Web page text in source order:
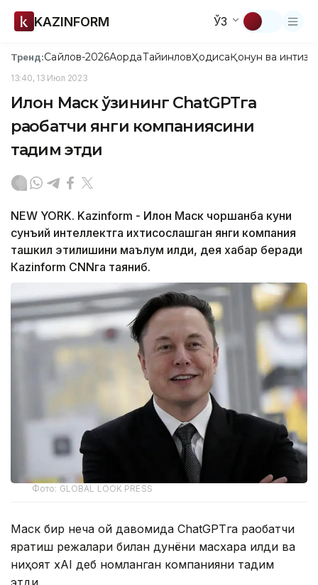
KAZINFORM ЎЗ
Тренд:Сайлов-2026АқордаТайинловҲодисаҚонун ва
13:40, 13 Июл 2023
Илон Маск ўзининг ChatGPTга
рақобатчи янги компаниясини
тақдим этди
NEW YORK. Kazinform - Илон Маск чоршанба куни
сунъий интеллектга ихтисослашган янги компания
ташкил этилишини маълум қилди, дея хабар беради
Кazinform CNNга таяниб.
Фото: GLOBAL LOOK PRESS
Маск бир неча ой давомида ChatGPTга рақобатчи
яратиш режалари билан дунёни масхара қилди ва
ниҳоят xAI деб номланган компанияни тақдим
этди.